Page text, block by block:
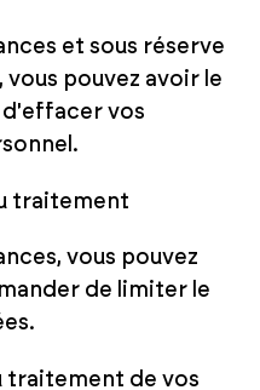
et sous réserve
pouvez avoir le
vos
traitement
vous pouvez
de limiter le
traitement de vos